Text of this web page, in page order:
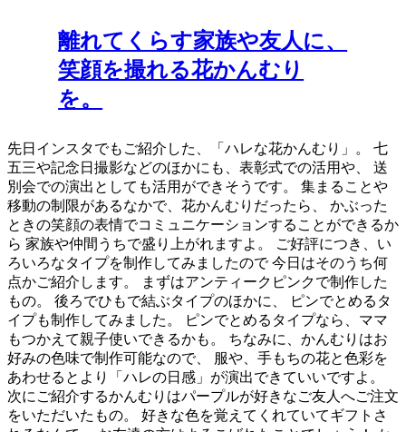
離れてくらす家族や友人に、
笑顔を撮れる花かんむり
を。
先日インスタでもご紹介した、「ハレな花かんむり」。 七
五三や記念日撮影などのほかにも、表彰式での活用や、 送
別会での演出としても活用ができそうです。 集まることや
移動の制限があるなかで、花かんむりだったら、 かぶった
ときの笑顔の表情でコミュニケーションすることができるか
ら 家族や仲間うちで盛り上がれますよ。 ご好評につき、い
ろいろなタイプを制作してみましたので 今日はそのうち何
点かご紹介します。 まずはアンティークピンクで制作した
もの。 後ろでひもで結ぶタイプのほかに、 ピンでとめるタ
イプも制作してみました。 ピンでとめるタイプなら、ママ
もつかえて親子使いできるかも。 ちなみに、かんむりはお
好みの色味で制作可能なので、 服や、手もちの花と色彩を
あわせるとより「ハレの日感」が演出できていいですよ。
次にご紹介するかんむりはパープルが好きなご友人へご注文
をいただいたもの。 好きな色を覚えてくれていてギフトさ